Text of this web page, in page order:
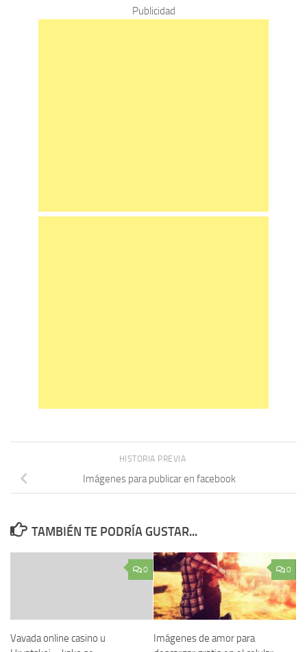
Publicidad
HISTORIA PREVIA
Imágenes para publicar en facebook
TAMBIÉN TE PODRÍA GUSTAR...
0
Vavada online casino u
0
Imágenes de amor para